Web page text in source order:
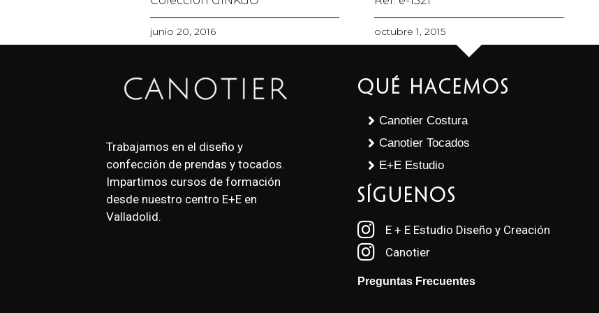
junio 20, 2016 octubre 1, 2015
Trabajamos en el diseño y
confección de prendas y tocados.
Impartimos cursos de formación
desde nuestro centro E+E en
Valladolid.
Qué Hacemos
Canotier Costura
Canotier Tocados
E+E Estudio
SÍGUENOS
E + E Estudio Diseño y Creación
Canotier
Preguntas Frecuentes